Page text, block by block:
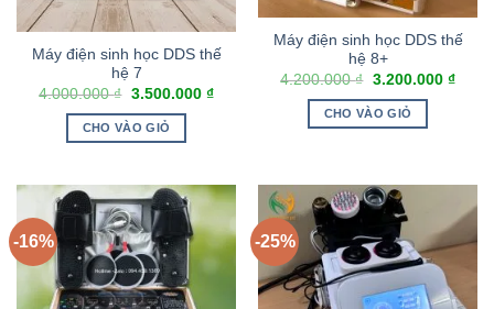
Máy điện sinh học DDS thế
hệ 7
4.000.000₫ 3.500.000 ₫
CHO VÀO GIỎ
Máy điện sinh học DDS thế
hệ 8+
4.200.000₫ 3.200.000 ₫
CHO VÀO GIỎ
-16% -25%